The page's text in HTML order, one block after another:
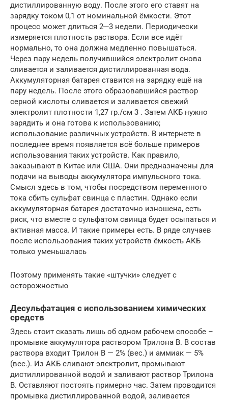
дистиллированную воду. После этого его ставят на
зарядку током 0,1 от номинальной ёмкости. Этот
процесс может длиться 2─3 недели. Периодически
измеряется плотность раствора. Если все идёт
нормально, то она должна медленно повышаться.
Через пару недель получившийся электролит снова
сливается и заливается дистиллированная вода.
Аккумуляторная батарея ставится на зарядку ещё на
пару недель. После этого образовавшийся раствор
серной кислоты сливается и заливается свежий
электролит плотности 1,27 гр./см 3 . Затем АКБ нужно
зарядить и она готова к использованию;
использование различных устройств. В интернете в
последнее время появляется всё больше примеров
использования таких устройств. Как правило,
заказывают в Китае или США. Они предназначены для
подачи на выводы аккумулятора импульсного тока.
Смысл здесь в том, чтобы посредством переменного
тока сбить сульфат свинца с пластин. Однако если
аккумуляторная батарея достаточно изношена, есть
риск, что вместе с сульфатом свинца будет осыпаться и
активная масса. И такие примеры есть. В ряде случаев
после использования таких устройств ёмкость АКБ
только уменьшалась
Поэтому применять такие «штучки» следует с
осторожностью
Десульфатация с использованием химических
средств
Здесь стоит сказать лишь об одном рабочем способе –
промывке аккумулятора раствором Трилона В. В состав
раствора входит Трилон В — 2% (вес.) и аммиак — 5%
(вес.). Из АКБ сливают электролит, промывают
дистиллированной водой и заливают раствор Трилона
В. Оставляют постоять примерно час. Затем проводится
промывка дистиллированной водой, заливается